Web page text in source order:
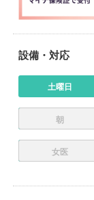
設備・対応
土曜日
朝
女医